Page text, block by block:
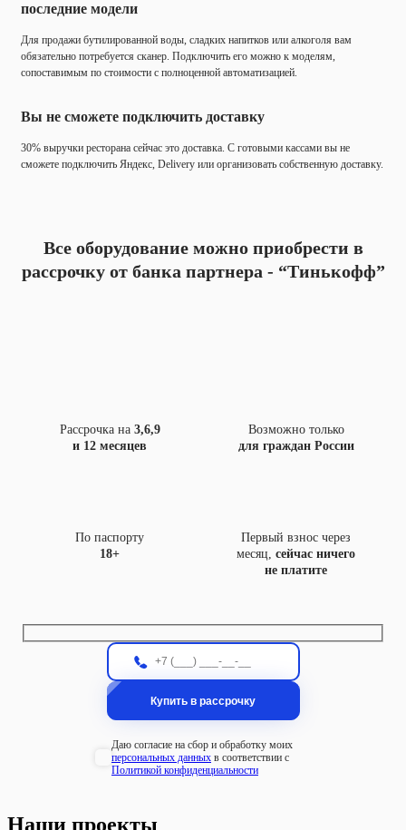
последние модели
Для продажи бутилированной воды, сладких напитков или алкоголя вам
обязательно потребуется сканер. Подключить его можно к моделям,
сопоставимым по стоимости с полноценной автоматизацией.
Вы не сможете подключить доставку
30% выручки ресторана сейчас это доставка. С готовыми кассами вы не
сможете подключить Яндекс, Delivery или организовать собственную доставку.
Все оборудование можно приобрести в
рассрочку от банка партнера - “Тинькофф”
Рассрочка на 3,6,9
и 12 месяцев
Возможно только
для граждан России
По паспорту
18+
Первый взнос через
месяц,сейчас ничего
не платите
Даю согласие на сбор и обработку моих
персональных данных в соответствии с
Политикой конфиденциальности
Наши проекты